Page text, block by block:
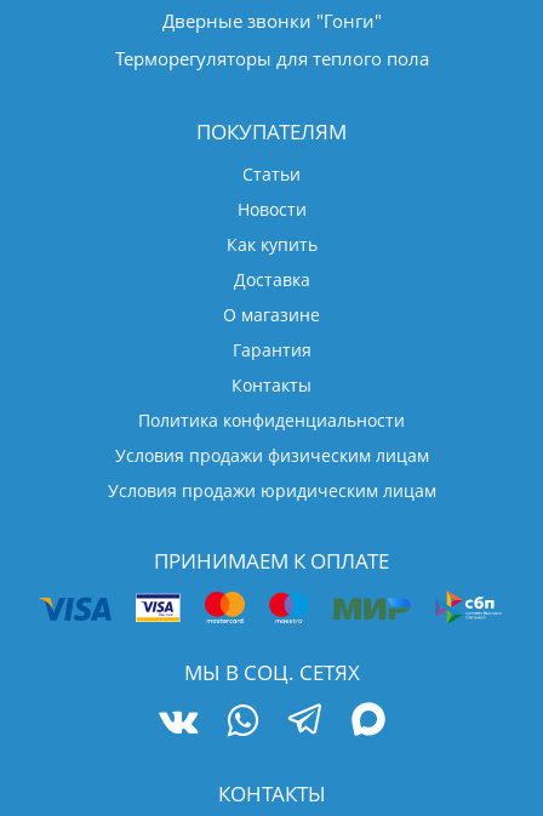
Дверные звонки "Гонги"
Терморегуляторы для теплого пола
ПОКУПАТЕЛЯМ
Статьи
Новости
Как купить
Доставка
О магазине
Гарантия
Контакты
Политика конфиденциальности
Условия продажи физическим лицам
Условия продажи юридическим лицам
ПРИНИМАЕМ К ОПЛАТЕ
МЫ В СОЦ. СЕТЯХ
КОНТАКТЫ